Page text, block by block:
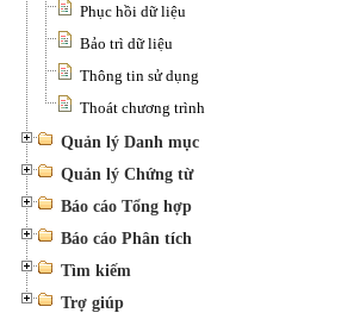
Phục hồi dữ liệu
Bảo trì dữ liệu
Thông tin sử dụng
Thoát chương trình
Quản lý Danh mục
Quản lý Chứng từ
Báo cáo Tổng hợp
Báo cáo Phân tích
Tìm kiếm
Trợ giúp